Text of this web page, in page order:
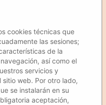
cookies técnicas que
las sesiones;
de la
así como el
servicios y
web. Por otro lado,
se instalarán en su
aceptación,